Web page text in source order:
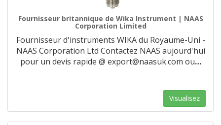
Fournisseur britannique de Wika Instrument | NAAS
Corporation Limited
Fournisseur d'instruments WIKA du Royaume-Uni -
NAAS Corporation Ltd Contactez NAAS aujourd'hui
pour un devis rapide @ export@naasuk.com ou…
Visualisez